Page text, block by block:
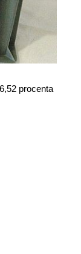
procenta